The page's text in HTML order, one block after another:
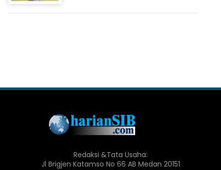
Redaksi &Tata Usaha:
Jl Brigjen Katamso No 66 AB Medan 20151